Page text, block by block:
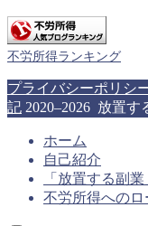
不労所得ランキング
プライバシーポリシ
記 2020–2026 放置
ホーム
自己紹介
「放置する副
不労所得への